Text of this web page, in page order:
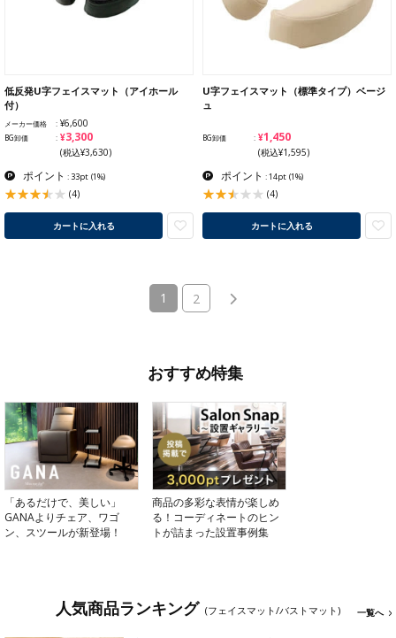
低反発U字フェイスマット（アイホール
付）
メーカー価格 ¥6,600
BG卸価 ¥3,300
(税込¥3,630)
ポイント : 33pt (1%)
(4)
カートに入れる
U字フェイスマット（標準タイプ）ベージ
ュ
BG卸価 ¥1,450
(税込¥1,595)
ポイント : 14pt (1%)
(4)
カートに入れる
1 (current)
2
おすすめ特集
「あるだけで、美しい」
GANAよりチェア、ワゴ
ン、スツールが新登場！
商品の多彩な表情が楽しめ
る！コーディネートのヒン
トが詰まった設置事例集
人気商品ランキング (フェイスマット/バストマット) 一覧へ